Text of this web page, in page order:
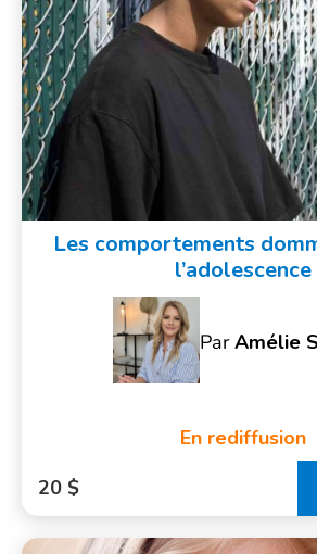
Les comportements
l’adolescence
ParAmélie
En rediffusion
20 $